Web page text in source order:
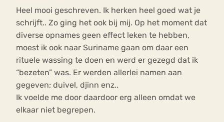
Heel mooi geschreven. Ik herken heel goed wat je
schrijft.. Zo ging het ook bij mij. Op het moment dat
diverse opnames geen effect leken te hebben,
moest ik ook naar Suriname gaan om daar een
rituele wassing te doen en werd er gezegd dat ik
“bezeten” was. Er werden allerlei namen aan
gegeven; duivel, djinn enz..
Ik voelde me door daardoor erg alleen omdat we
elkaar niet begrepen.